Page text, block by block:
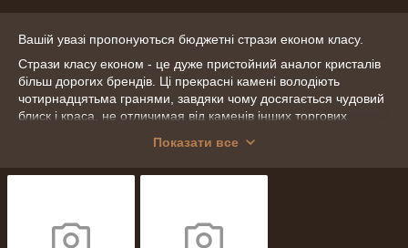
Вашій увазі пропонуються бюджетні стрази економ класу.
Стрази класу економ - це дуже пристойний аналог кристалів
більш дорогих брендів. Ці прекрасні камені володіють
чотирнадцятьма гранями, завдяки чому досягається чудовий
блиск і краса, не отличимая від каменів інших торгових
танцювальних костюмів, купальників для художньої
прикрасити улюблені джинси, інкрустувати телефон або
чохол, і багато-багато іншого.
Показати все